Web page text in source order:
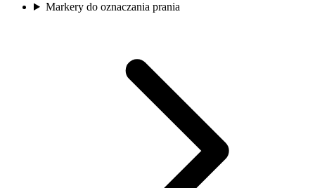
Markery do oznaczania prania